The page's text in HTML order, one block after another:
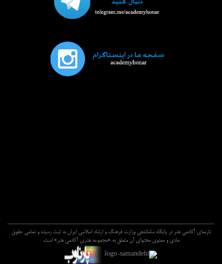
تارنماي آکادمي هنر در پايگاه ساماندهي وزارت فرهنگ و ارشاد اسلامي ايران به ثبت رسيده و تمامي حقوق
مادي و معنوي محتواي آن متعلق به «مجموعه هنري آکادمي هنر» است.